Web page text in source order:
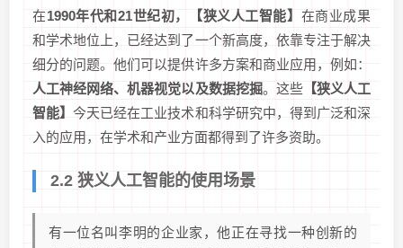
在1990年代和21世纪初，【狭义人工智能】 在商业成果
和学术地位上，已经达到了一个新高度，依靠专注于解决
细分的问题。他们可以提供许多方案和商业应用，例如：
人工神经网络、机器视觉以及数据挖掘。这些【狭义人工
智能】今天已经在工业技术和科学研究中，得到广泛和深
入的应用，在学术和产业方面都得到了许多资助。
2.2 狭义人工智能的使用场景
有一位名叫李明的企业家，他正在寻找一种创新的